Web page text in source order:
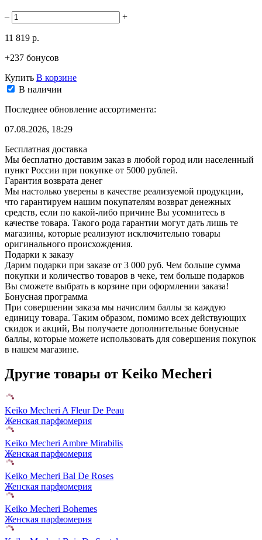
– +
11 819 р.
+237 бонусов
Купить В корзине
В наличии
Последнее обновление ассортимента:
07.08.2026, 18:29
Бесплатная доставка
Мы бесплатно доставим заказ в любой город или населенный
пункт России при покупке от 5000 рублей.
Гарантия возврата денег
Мы настолько уверены в качестве реализуемой продукции,
что гарантируем нашим покупателям возврат денежных
средств, если по какой-либо причине Вы усомнитесь в
качестве товара. Такого рода гарантии могут дать лишь те
магазины, которые реализуют исключительно товары
оригинального происхождения.
Подарки к заказу
Дарим подарки при заказе от 3 000 руб. Чем больше сумма
покупки и количество товаров в чеке, тем больше подарков
Вы сможете выбрать в корзине при оформлении заказа!
Бонусная программа
При совершении заказа мы начислим баллы за каждую
единицу товара. Таким образом, помимо всех действующих
скидок и акций, Вы получаете дополнительные бонусные
баллы, которые можете использовать для совершения покупок
в нашем магазине.
Другие товары от Keiko Mecheri
Keiko Mecheri A Fleur De Peau
Женская парфюмерия
Keiko Mecheri Ambre Mirabilis
Женская парфюмерия
Keiko Mecheri Bal De Roses
Женская парфюмерия
Keiko Mecheri Bohemes
Женская парфюмерия